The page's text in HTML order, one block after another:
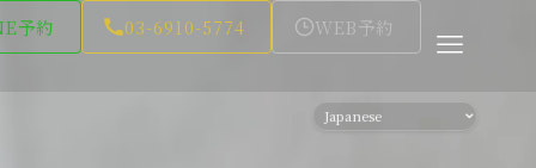
予約 03-6910-5774 WEB予約